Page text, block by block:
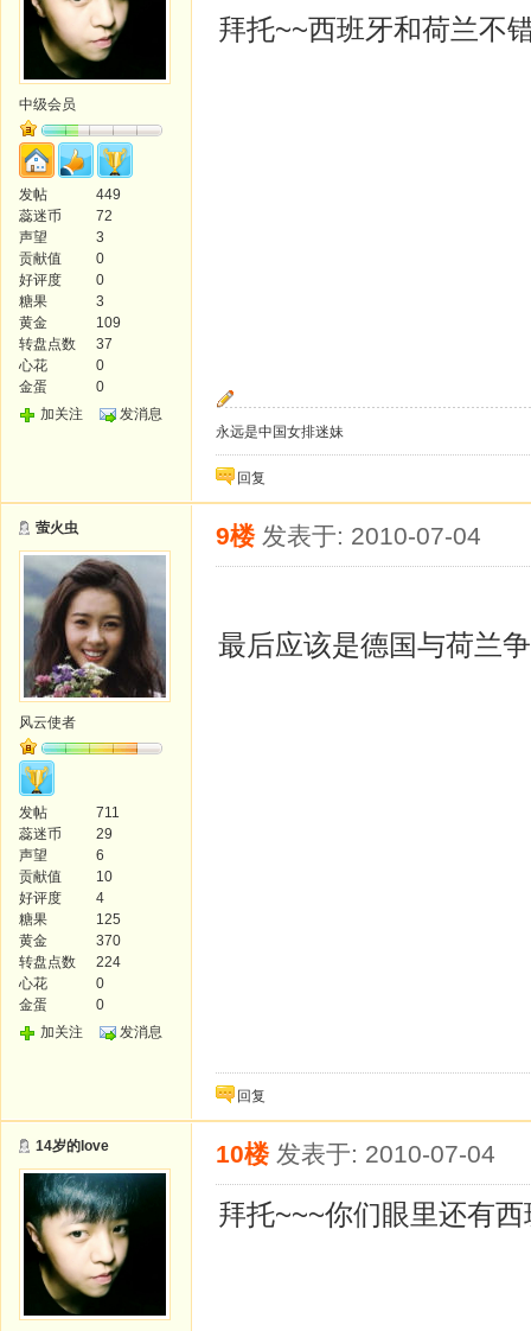
中级会员
发帖
449
蕊迷币
72
声望
3
贡献值
0
好评度
0
糖果
3
黄金
109
转盘点数
37
心花
0
金蛋
0
加关注
发消息
拜托~~西班牙和荷兰不
永远是中国女排迷妹
回复
萤火虫
风云使者
发帖
711
蕊迷币
29
声望
6
贡献值
10
好评度
4
糖果
125
黄金
370
转盘点数
224
心花
0
金蛋
0
加关注
发消息
9楼 发表于: 2010-07-04
最后应该是德国与荷兰
回复
14岁的love 10楼 发表于: 2010-07-04
拜托~~~你们眼里还有